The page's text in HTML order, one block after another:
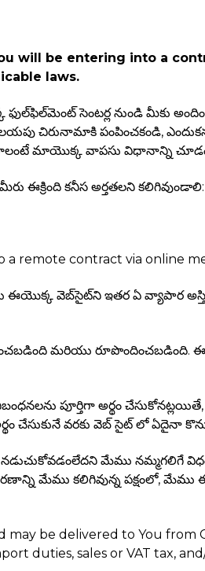
will be entering into a
laws.
ఫుల్‌ఫిల్‌మెంట్‌ సెంటర్ల నుండి
చిరునామాకి పంపించకండి,
మాయొక్క వాపసు విధానాన్ని
కనీస అర్తతలని కలిగివుండాలి:
remote contract via online
ఈయొక్క వెబ్‌సైట్‌ని ఇతర ఏ వ్యాపార
మరియు రూపొందించబడింది.
పూర్తిగా అర్థం
చేసుకునే వరకు వెబ్ సైట్ లో ఏదైనా
మేము
మేము కలిగివున్న పక్షంలో,
may be delivered to You
duties, sales or VAT tax,